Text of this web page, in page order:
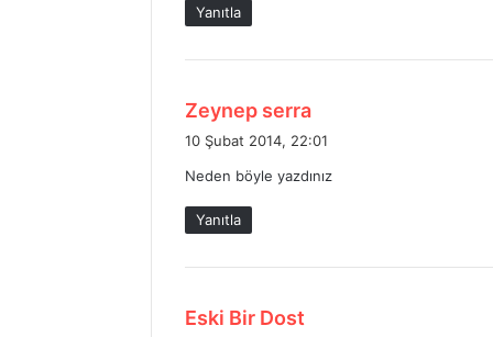
i
Yanıtla
Zeynep serra
i
10 Şubat 2014, 22:01
Neden böyle yazdınız
Yanıtla
Eski Bir Dost